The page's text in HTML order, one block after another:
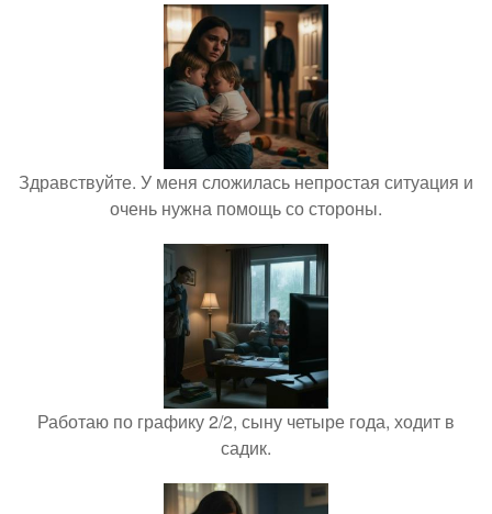
Здравствуйте. У меня сложилась непростая ситуация и
очень нужна помощь со стороны.
Работаю по графику 2/2, сыну четыре года, ходит в
садик.